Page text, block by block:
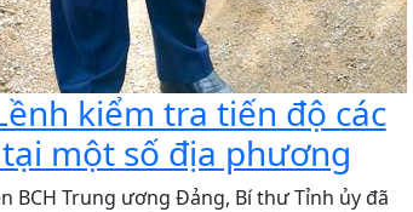
kiểm tra tiến độ các
một số địa phương
BCH Trung ương Đảng, Bí thư Tỉnh ủy đã